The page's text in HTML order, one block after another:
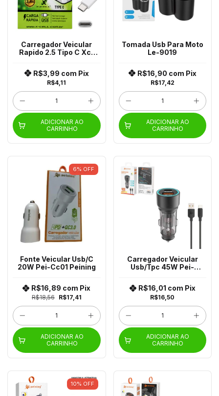
Carregador Veicular
Rapido 2.5 Tipo C Xc-
R$4,11
R$3,99 com Pix
ADICIONAR AO
CARRINHO
Tomada Usb Para Moto
Le-9019
R$17,42
R$16,90 com Pix
ADICIONAR AO
CARRINHO
6% OFF
Fonte Veicular Usb/C
20W Pei-Cc01 Peining
R$18,56 R$17,41
R$16,89 com Pix
ADICIONAR AO
CARRINHO
Carregador Veicular
Usb/Tpc 45W Pei-
R$16,50
R$16,01 com Pix
ADICIONAR AO
CARRINHO
10% OFF